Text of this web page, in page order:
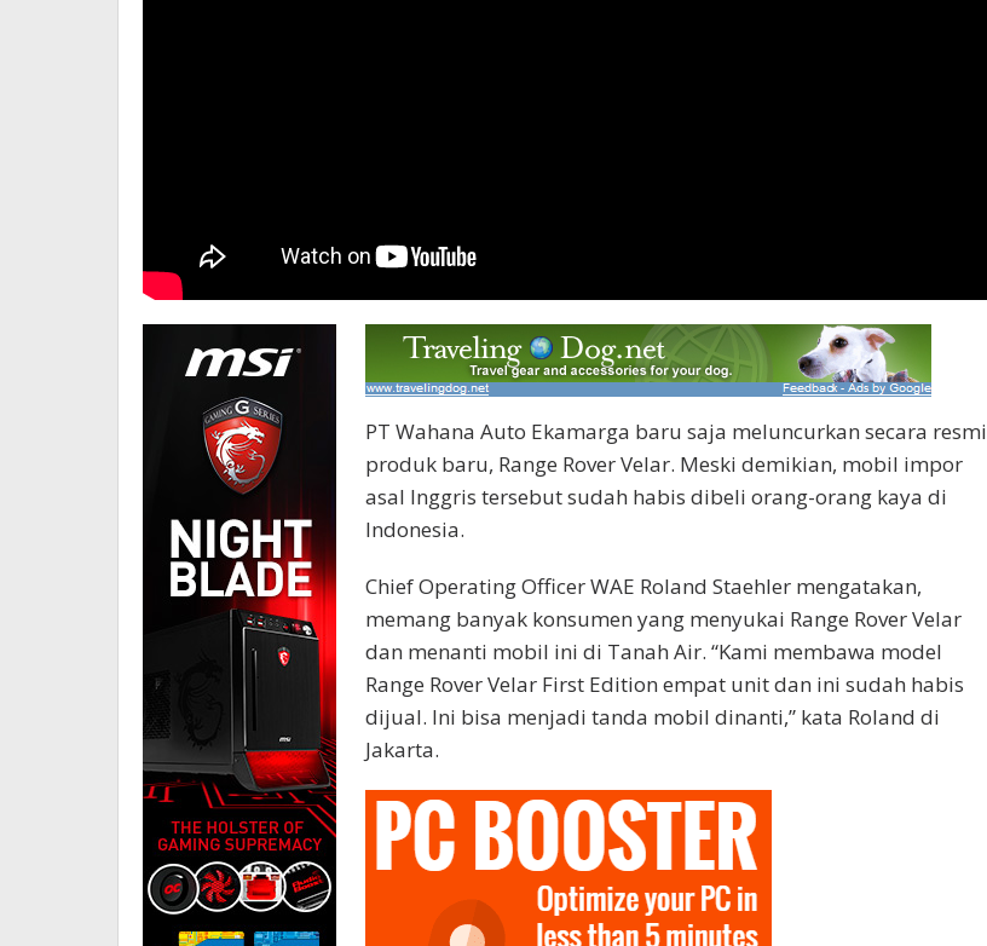
PT Wahana Auto Ekamarga baru saja meluncurkan secara resmi
produk baru, Range Rover Velar. Meski demikian, mobil impor
asal Inggris tersebut sudah habis dibeli orang-orang kaya di
Indonesia.
Chief Operating Officer WAE Roland Staehler mengatakan,
memang banyak konsumen yang menyukai Range Rover Velar
dan menanti mobil ini di Tanah Air. “Kami membawa model
Range Rover Velar First Edition empat unit dan ini sudah habis
dijual. Ini bisa menjadi tanda mobil dinanti,” kata Roland di
Jakarta.